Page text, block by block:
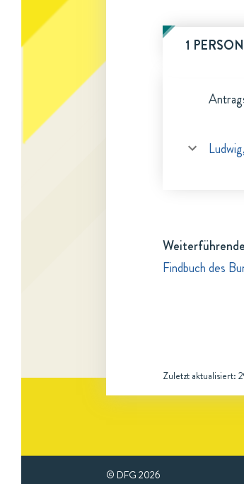
1 PERSON
Findbuch des
Zuletzt aktualisiert:
© DFG 2026